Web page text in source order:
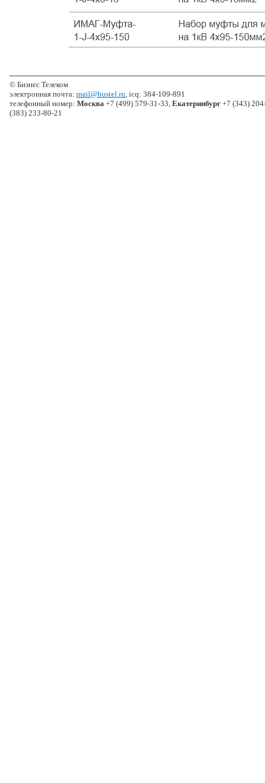
© Бизнес Телеком
электронная почта: mail@bustel.ru, icq: 384-109-891
телефонный номер: Москва +7 (499) 579-31-33, Екатеринбург +7 (343)
(383) 233-80-21